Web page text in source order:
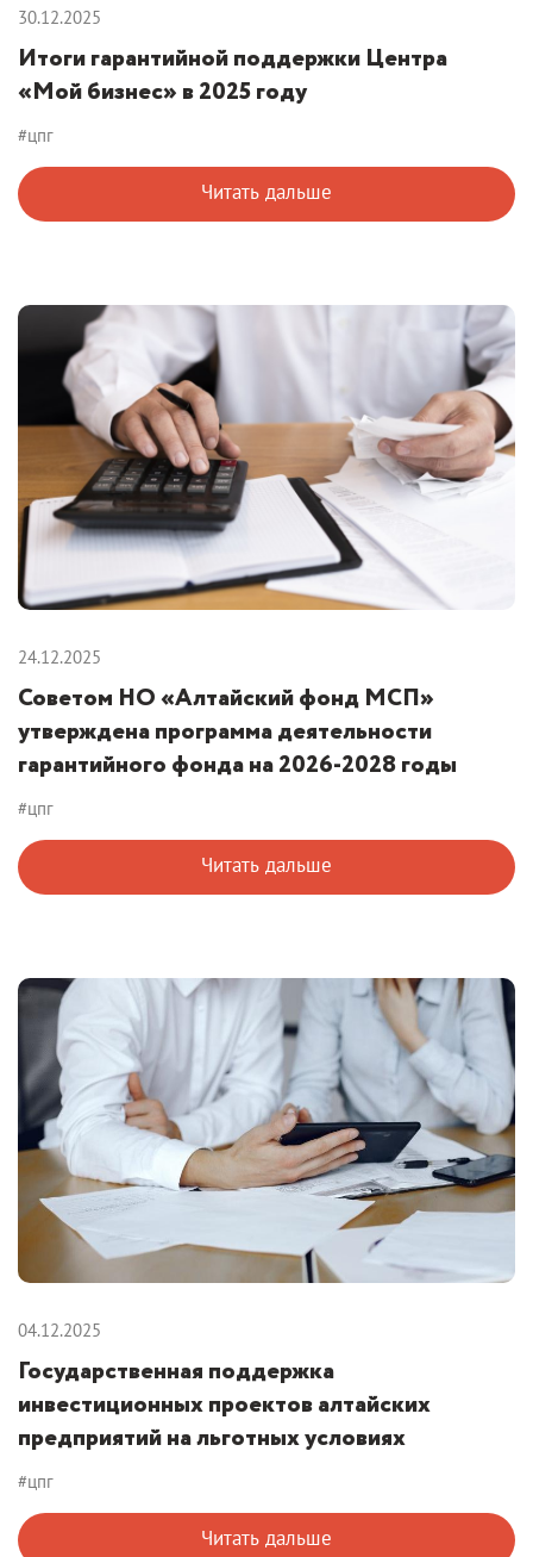
30.12.2025
Итоги гарантийной поддержки Центра
«Мой бизнес» в 2025 году
#цпг
Читать дальше
24.12.2025
Советом НО «Алтайский фонд МСП»
утверждена программа деятельности
гарантийного фонда на 2026-2028 годы
#цпг
Читать дальше
04.12.2025
Государственная поддержка
инвестиционных проектов алтайских
предприятий на льготных условиях
#цпг
Читать дальше